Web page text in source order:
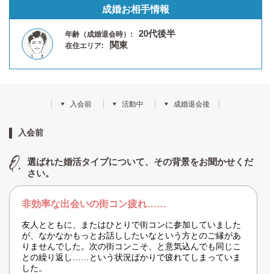
成婚お相手情報
年齢（成婚退会時）: 20代後半
在住エリア: 関東
入会前 活動中 成婚退会後
入会前
選ばれた婚活タイプについて、その背景をお聞かせくだ
さい。
非効率な出会いの街コン疲れ……
友人とともに、またはひとりで街コンに参加していました
が、なかなかもっとお話ししたいなという方とのご縁があ
りませんでした。次の街コンこそ、と意気込んでも同じこ
との繰り返し……という状況ばかりで疲れてしまっていま
した。